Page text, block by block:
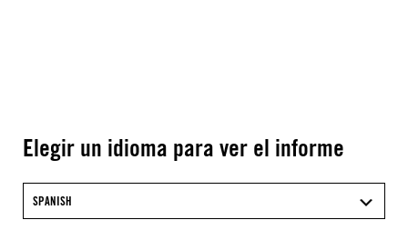
Elegir un idioma para ver el informe
SPANISH